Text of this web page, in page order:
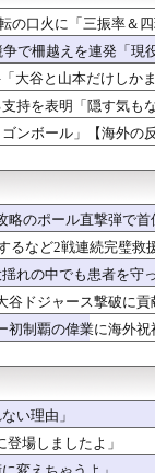
韓国が外国人審...
店に対する海...
「焼きそばだろ...
のか？」海外の...
ンスと日本は両...
ゲーマー「5...
と韓国だったの...
作と呼ばれる映...
の口火に「三振率＆
で柵越えを連発「現
大谷と山本だけしか
持を表明「隠す気も
ンボール」【海外の反
のポール直撃弾で
など2戦連続完璧
れの中でも患者を守
ドジャース撃破に
制覇の偉業に海外
い理由」
場しましたよ」